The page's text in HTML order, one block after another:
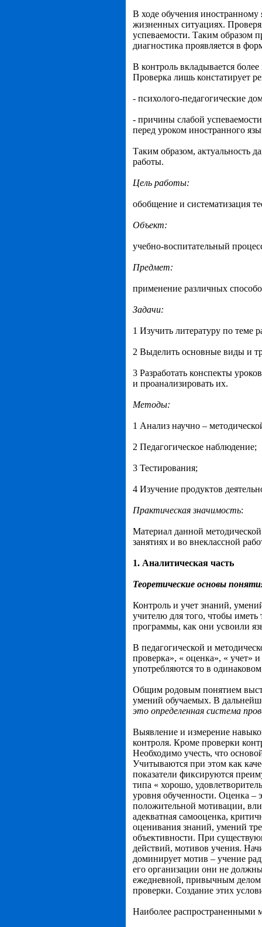
В ходе обучения
жизненных ситуациях.
успеваемости. Таким образом
диагностика проявляется в
В контроль вкладывается
Проверка лишь констатирует
- психолого-педагогические
- причины слабой
перед уроком иностранного
Таким образом, актуальность
работы.
Цель работы:
обобщение и систематизация
Объект:
учебно-воспитательный
Предмет:
применение различных
Задачи:
1 Изучить литературу по теме
2 Выделить основные виды и
3 Разработать конспекты
и проанализировать их.
Методы:
1 Анализ научно –
2 Педагогическое наблюдение;
3 Тестирования;
4 Изучение продуктов
Практическая значимость:
Материал данной
занятиях и во внеклассной
1. Аналитическая часть
Теоретические основы
Контроль и учет знаний,
учителю для того, чтобы иметь
программы, как они усвоили
В педагогической и
проверка», « оценка», « учет»
употребляются то в
Общим родовым понятием
умений обучаемых. В
это определенная система
Выявление и измерение
контроля. Кроме проверки
Необходимо учесть, что
Учитываются при этом как
показатели фиксируются
типа « хорошо,
уровня обученности. Оценка –
положительной мотивации,
адекватная самооценка,
оценивания знаний, умений
объективности. При
действий, мотивов учения.
доминирует мотив – учение
его организации они не
ежедневной, привычным делом
проверки. Создание этих
Наиболее распространенными